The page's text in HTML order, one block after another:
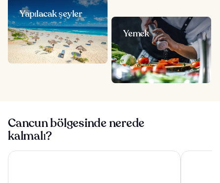
Yapılacak şeyler
Yemek
Cancun bölgesinde nerede
kalmalı?
Sunscape Cancun All-Inclusive Resort & Spa by HyattHilton